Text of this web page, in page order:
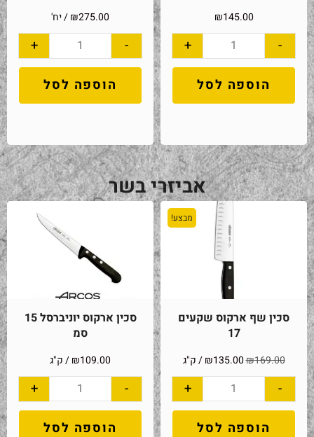
₪145.00
-
+
הוספה לסל
₪275.00 / יח'
-
+
הוספה לסל
אביזרי בשר
מבצע!
סכין שף ארקוס שקעים
17
₪169.00
₪135.00 / ק"ג
-
+
הוספה לסל
סכין ארקוס יוניברסל 15
סמ
₪109.00 / ק"ג
-
+
הוספה לסל